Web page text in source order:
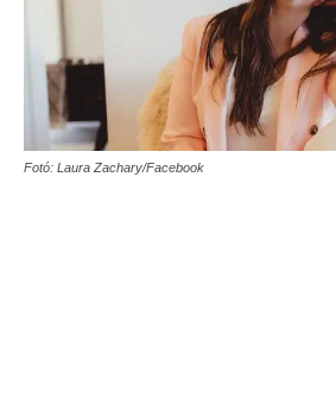
Fotó: Laura Zachary/Facebook